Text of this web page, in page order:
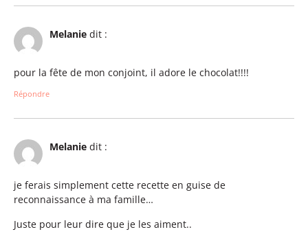
Melanie dit :
pour la fête de mon conjoint, il adore le chocolat!!!!
Répondre
Melanie dit :
je ferais simplement cette recette en guise de
reconnaissance à ma famille…
Juste pour leur dire que je les aiment..